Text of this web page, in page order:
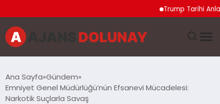
Trump Tarihi
EĞITIM
Ana Sayfa Gündem
Emniyet Genel Müdürlüğü’nün Efsanevi Mücadelesi:
Narkotik Suçlarla Savaş